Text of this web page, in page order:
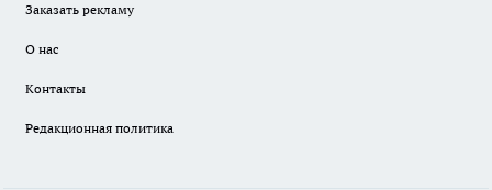
Заказать рекламу
О нас
Контакты
Редакционная политика